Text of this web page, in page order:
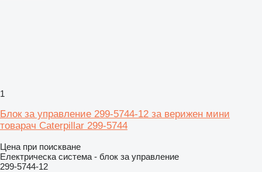
1
Блок за управление 299-5744-12 за верижен мини
товарач Caterpillar 299-5744
Цена при поискване
Електрическа система - блок за управление
299-5744-12